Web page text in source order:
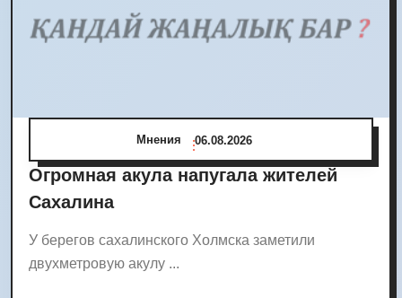
Мнения 06.08.2026
Огромная акула напугала жителей
Сахалина
У берегов сахалинского Холмска заметили
двухметровую акулу ...